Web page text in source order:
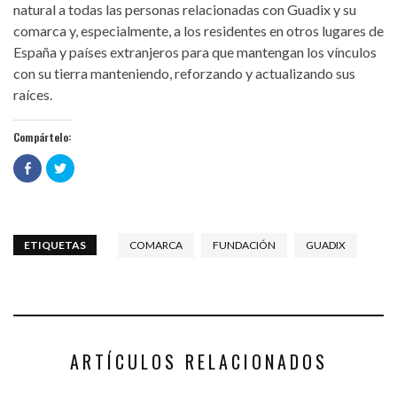
natural a todas las personas relacionadas con Guadix y su
comarca y, especialmente, a los residentes en otros lugares de
España y países extranjeros para que mantengan los vínculos
con su tierra manteniendo, reforzando y actualizando sus
raíces.
Compártelo:
Haz
clic
para
abre
en
Haz
clic
abre
en
ETIQUETAS COMARCA FUNDACIÓN GUADIX
ARTÍCULOS RELACIONADOS